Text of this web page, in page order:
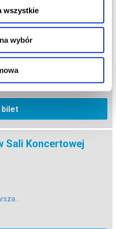
wszystkie
wybór
Sali Koncertowej
bilet
Sali Koncertowej